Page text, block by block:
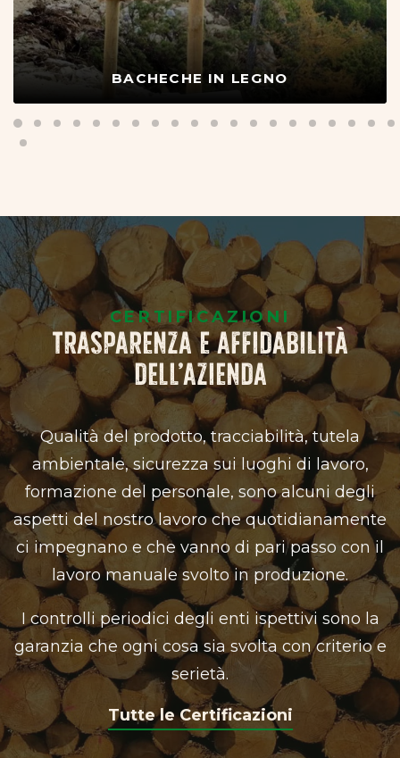
CASETTE IN LEGNO
CERTIFICAZIONI
TRASPARENZA E AFFIDABILITÀ
DELL’AZIENDA
Qualità del prodotto, tracciabilità, tutela
ambientale, sicurezza sui luoghi di lavoro,
formazione del personale, sono alcuni degli
aspetti del nostro lavoro che quotidianamente
ci impegnano e che vanno di pari passo con il
lavoro manuale svolto in produzione.
I controlli periodici degli enti ispettivi sono la
garanzia che ogni cosa sia svolta con criterio e
serietà.
Tutte le Certificazioni